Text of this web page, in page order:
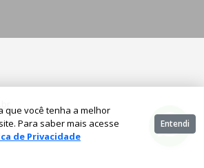
que você tenha a melhor
Para saber mais acesse
de Privacidade
Entendi